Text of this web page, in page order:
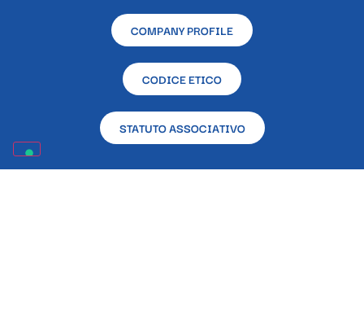
COMPANY PROFILE
CODICE ETICO
STATUTO ASSOCIATIVO